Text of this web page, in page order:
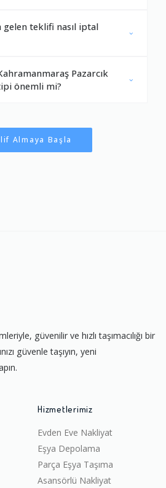
gelen teklifi nasıl iptal
Pazarcık
önemli mi?
Almaya Başla
güvenilir ve hızlı taşımacılığı bir
güvenle taşıyın, yeni
Hizmetlerimiz
Evden Eve Nakliyat
Eşya Depolama
Parça Eşya Taşıma
Asansörlü Nakliyat